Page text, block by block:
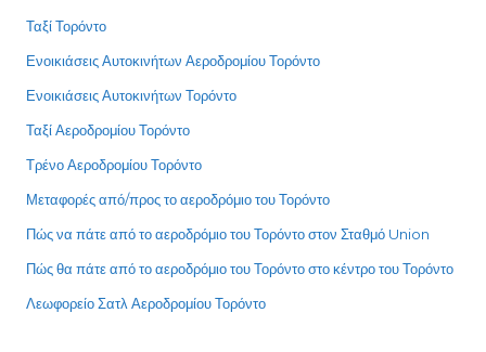
Ταξί Τορόντο
Ενοικιάσεις Αυτοκινήτων Αεροδρομίου Τορόντο
Ενοικιάσεις Αυτοκινήτων Τορόντο
Ταξί Αεροδρομίου Τορόντο
Τρένο Αεροδρομίου Τορόντο
Μεταφορές από/προς το αεροδρόμιο του Τορόντο
Πώς να πάτε από το αεροδρόμιο του Τορόντο στον Σταθμό Union
Πώς θα πάτε από το αεροδρόμιο του Τορόντο στο κέντρο του Τορόντο
Λεωφορείο Σατλ Αεροδρομίου Τορόντο